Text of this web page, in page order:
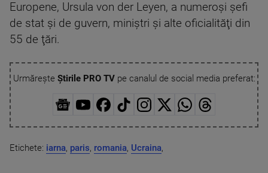
Europene, Ursula von der Leyen, a numeroşi şefi
de stat şi de guvern, miniştri şi alte oficialităţi din
55 de ţări.
Urmărește Știrile PRO TVpe canalul de social media preferat:
Etichete: iarna, paris, romania, Ucraina,